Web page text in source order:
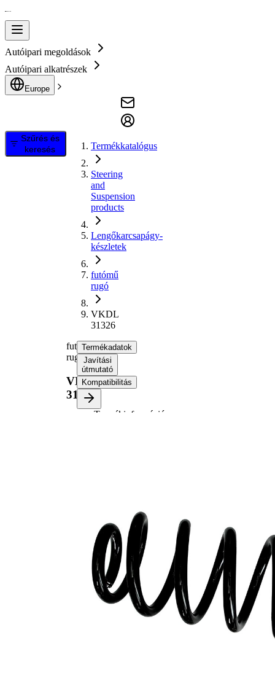
Autóipari megoldások
Autóipari alkatrészek
Europe
Szűrés és
keresés
Termékkatalógus
Steering
and
Suspension
products
Lengőkarcsapágy-
készletek
futómű
rugó
VKDL
31326
futómű
rugó
VKDL
31326
Termékadatok
Javítási
útmutató
Kompatibilitás
Termékinformáció
csavarrugó
Külső
átmérő
120 mm
Színjelzés
narancs (3x)
Színjelzés
piros
Színjelzés
lila
huzalátmérő
13,50 mm